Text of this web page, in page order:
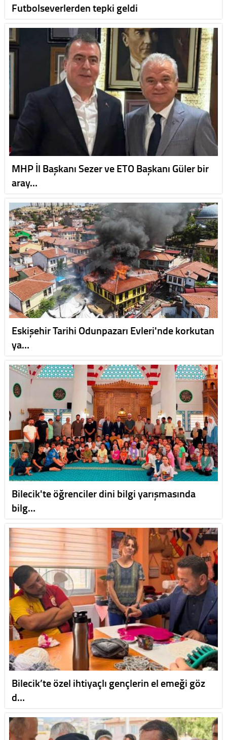
Futbolseverlerden tepki geldi
MHP İl Başkanı Sezer ve ETO Başkanı Güler bir
aray…
Eskişehir Tarihi Odunpazarı Evleri'nde korkutan
ya…
Bilecik'te öğrenciler dini bilgi yarışmasında
bilg…
Bilecik’te özel ihtiyaçlı gençlerin el emeği göz
d…